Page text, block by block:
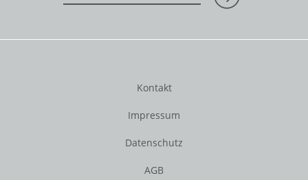
Kontakt
Impressum
Datenschutz
AGB